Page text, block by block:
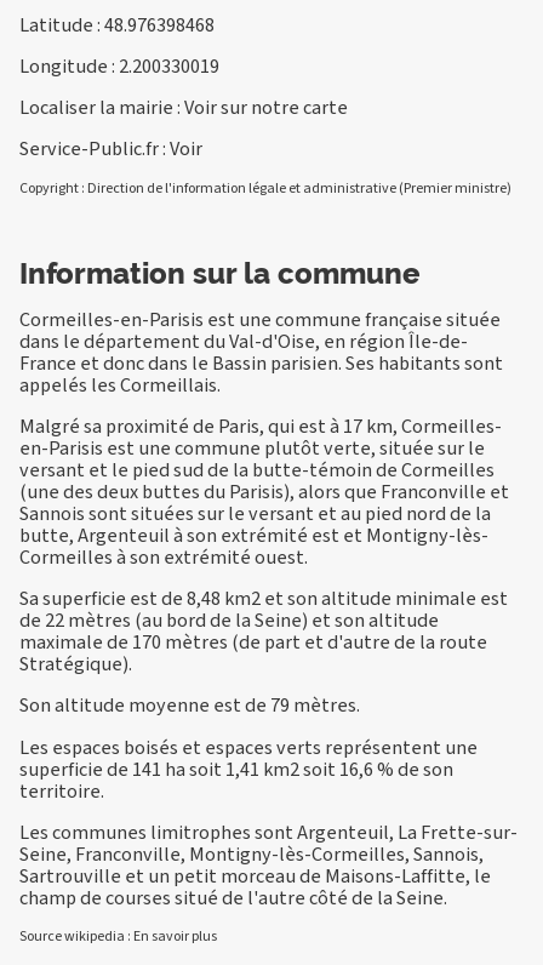
Latitude : 48.976398468
Longitude : 2.200330019
Localiser la mairie :Voir sur notre carte
Service-Public.fr :Voir
Copyright : Direction de l'information légale et administrative (Premier ministre)
Information sur la commune
Cormeilles-en-Parisis est une commune française située
dans le département du Val-d'Oise, en région Île-de-
France et donc dans le Bassin parisien. Ses habitants sont
appelés les Cormeillais.
Malgré sa proximité de Paris, qui est à 17 km, Cormeilles-
en-Parisis est une commune plutôt verte, située sur le
versant et le pied sud de la butte-témoin de Cormeilles
(une des deux buttes du Parisis), alors que Franconville et
Sannois sont situées sur le versant et au pied nord de la
butte, Argenteuil à son extrémité est et Montigny-lès-
Cormeilles à son extrémité ouest.
Sa superficie est de 8,48 km2 et son altitude minimale est
de 22 mètres (au bord de la Seine) et son altitude
maximale de 170 mètres (de part et d'autre de la route
Stratégique).
Son altitude moyenne est de 79 mètres.
Les espaces boisés et espaces verts représentent une
superficie de 141 ha soit 1,41 km2 soit 16,6 % de son
territoire.
Les communes limitrophes sont Argenteuil, La Frette-sur-
Seine, Franconville, Montigny-lès-Cormeilles, Sannois,
Sartrouville et un petit morceau de Maisons-Laffitte, le
champ de courses situé de l'autre côté de la Seine.
Source wikipedia : En savoir plus